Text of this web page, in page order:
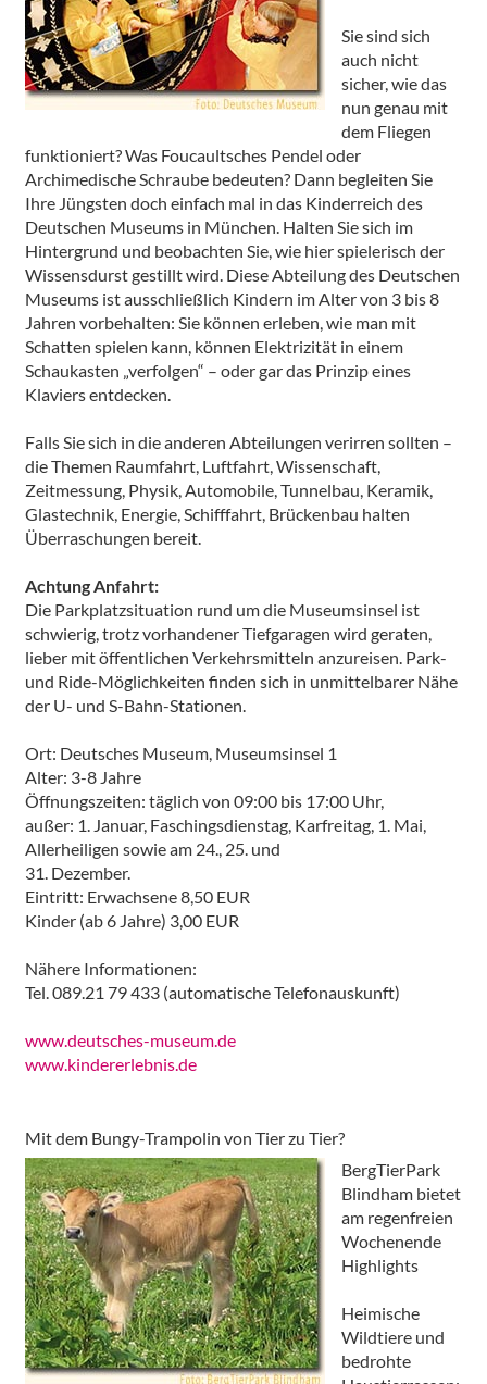
Sie sind sich
auch nicht
sicher, wie das
nun genau mit
dem Fliegen
funktioniert? Was Foucaultsches Pendel oder
Archimedische Schraube bedeuten? Dann begleiten Sie
Ihre Jüngsten doch einfach mal in das Kinderreich des
Deutschen Museums in München. Halten Sie sich im
Hintergrund und beobachten Sie, wie hier spielerisch der
Wissensdurst gestillt wird. Diese Abteilung des Deutschen
Museums ist ausschließlich Kindern im Alter von 3 bis 8
Jahren vorbehalten: Sie können erleben, wie man mit
Schatten spielen kann, können Elektrizität in einem
Schaukasten „verfolgen“ – oder gar das Prinzip eines
Klaviers entdecken.
Falls Sie sich in die anderen Abteilungen verirren sollten –
die Themen Raumfahrt, Luftfahrt, Wissenschaft,
Zeitmessung, Physik, Automobile, Tunnelbau, Keramik,
Glastechnik, Energie, Schifffahrt, Brückenbau halten
Überraschungen bereit.
Achtung Anfahrt:
Die Parkplatzsituation rund um die Museumsinsel ist
schwierig, trotz vorhandener Tiefgaragen wird geraten,
lieber mit öffentlichen Verkehrsmitteln anzureisen. Park-
und Ride-Möglichkeiten finden sich in unmittelbarer Nähe
der U- und S-Bahn-Stationen.
Ort: Deutsches Museum, Museumsinsel 1
Alter: 3-8 Jahre
Öffnungszeiten: täglich von 09:00 bis 17:00 Uhr,
außer: 1. Januar, Faschingsdienstag, Karfreitag, 1. Mai,
Allerheiligen sowie am 24., 25. und
31. Dezember.
Eintritt: Erwachsene 8,50 EUR
Kinder (ab 6 Jahre) 3,00 EUR
Nähere Informationen:
Tel. 089.21 79 433 (automatische Telefonauskunft)
www.deutsches-museum.de
www.kindererlebnis.de
Mit dem Bungy-Trampolin von Tier zu Tier?
BergTierPark
Blindham bietet
am regenfreien
Wochenende
Highlights
Heimische
Wildtiere und
bedrohte